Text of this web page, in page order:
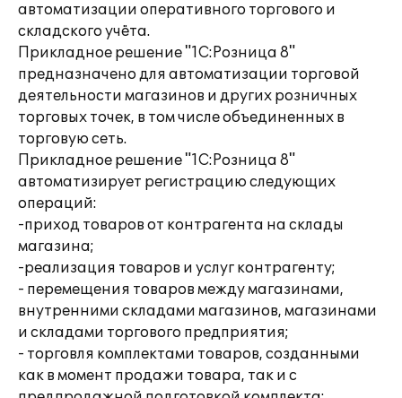
автоматизации оперативного торгового и
складского учёта.
Прикладное решение "1С:Розница 8"
предназначено для автоматизации торговой
деятельности магазинов и других розничных
торговых точек, в том числе объединенных в
торговую сеть.
Прикладное решение "1С:Розница 8"
автоматизирует регистрацию следующих
операций:
-приход товаров от контрагента на склады
магазина;
-реализация товаров и услуг контрагенту;
- перемещения товаров между магазинами,
внутренними складами магазинов, магазинами
и складами торгового предприятия;
- торговля комплектами товаров, созданными
как в момент продажи товара, так и с